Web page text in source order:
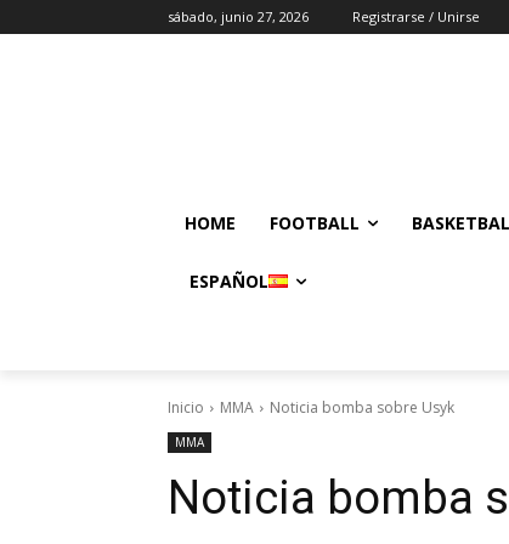
sábado, junio 27, 2026 Registrarse / Unirse
HOME FOOTBALL
ESPAÑOL
Inicio MMA Noticia bomba sobre Usyk
MMA
Noticia bomba